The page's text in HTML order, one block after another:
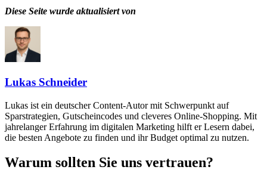
Diese Seite wurde aktualisiert von
Lukas Schneider
Lukas ist ein deutscher Content-Autor mit Schwerpunkt auf
Sparstrategien, Gutscheincodes und cleveres Online-Shopping. Mit
jahrelanger Erfahrung im digitalen Marketing hilft er Lesern dabei,
die besten Angebote zu finden und ihr Budget optimal zu nutzen.
Warum sollten Sie uns vertrauen?